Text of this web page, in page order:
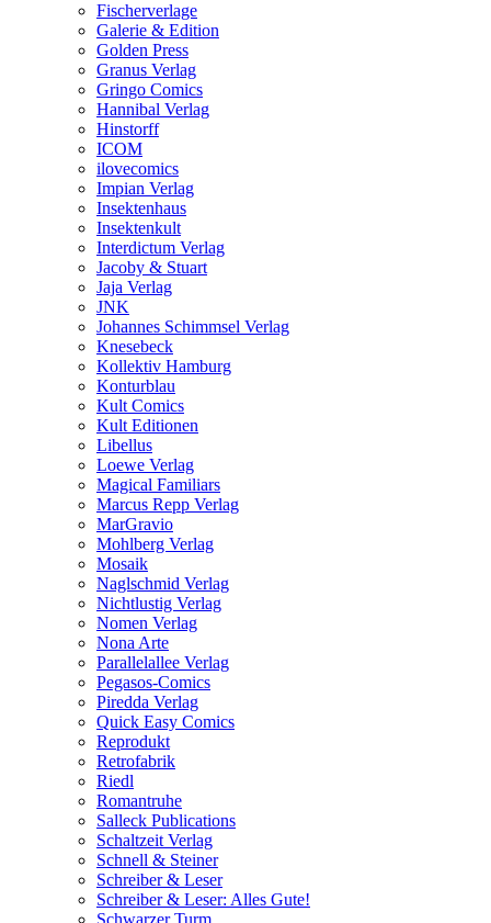
Fischerverlage
Galerie & Edition
Golden Press
Granus Verlag
Gringo Comics
Hannibal Verlag
Hinstorff
ICOM
ilovecomics
Impian Verlag
Insektenhaus
Insektenkult
Interdictum Verlag
Jacoby & Stuart
Jaja Verlag
JNK
Johannes Schimmsel Verlag
Knesebeck
Kollektiv Hamburg
Konturblau
Kult Comics
Kult Editionen
Libellus
Loewe Verlag
Magical Familiars
Marcus Repp Verlag
MarGravio
Mohlberg Verlag
Mosaik
Naglschmid Verlag
Nichtlustig Verlag
Nomen Verlag
Nona Arte
Parallelallee Verlag
Pegasos-Comics
Piredda Verlag
Quick Easy Comics
Reprodukt
Retrofabrik
Riedl
Romantruhe
Salleck Publications
Schaltzeit Verlag
Schnell & Steiner
Schreiber & Leser
Schreiber & Leser: Alles Gute!
Schwarzer Turm